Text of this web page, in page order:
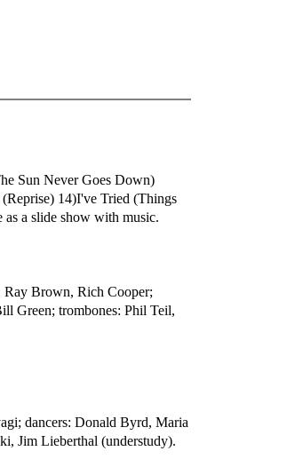
Sun Never Goes Down)
14)I've Tried (Things
a slide show with music.
Brown, Rich Cooper;
Green; trombones: Phil Teil,
dancers: Donald Byrd, Maria
Jim Lieberthal (understudy).